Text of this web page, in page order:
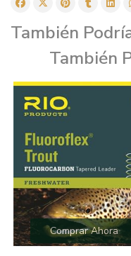
También
También
Comprar Ahora